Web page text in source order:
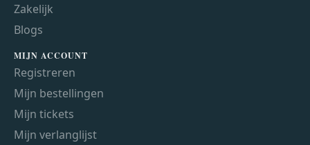
Zakelijk
Blogs
MIJN ACCOUNT
Registreren
Mijn bestellingen
Mijn tickets
Mijn verlanglijst